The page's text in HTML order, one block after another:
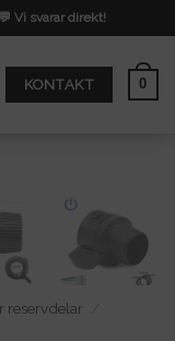
💬 Vi svarar direkt!
KONTAKT 0
reservdelar